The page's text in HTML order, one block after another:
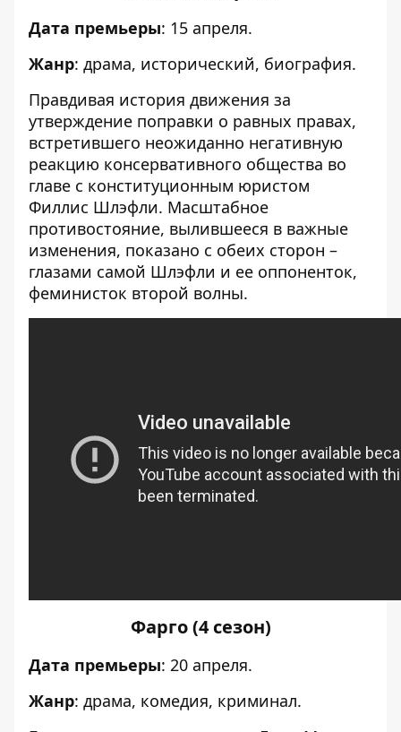
Дата премьеры: 15 апреля.
Жанр: драма, исторический, биография.
Правдивая история движения за
утверждение поправки о равных правах,
встретившего неожиданно негативную
реакцию консервативного общества во
главе с конституционным юристом
Филлис Шлэфли. Масштабное
противостояние, вылившееся в важные
изменения, показано с обеих сторон –
глазами самой Шлэфли и ее оппоненток,
феминисток второй волны.
Фарго (4 сезон)
Дата премьеры: 20 апреля.
Жанр: драма, комедия, криминал.